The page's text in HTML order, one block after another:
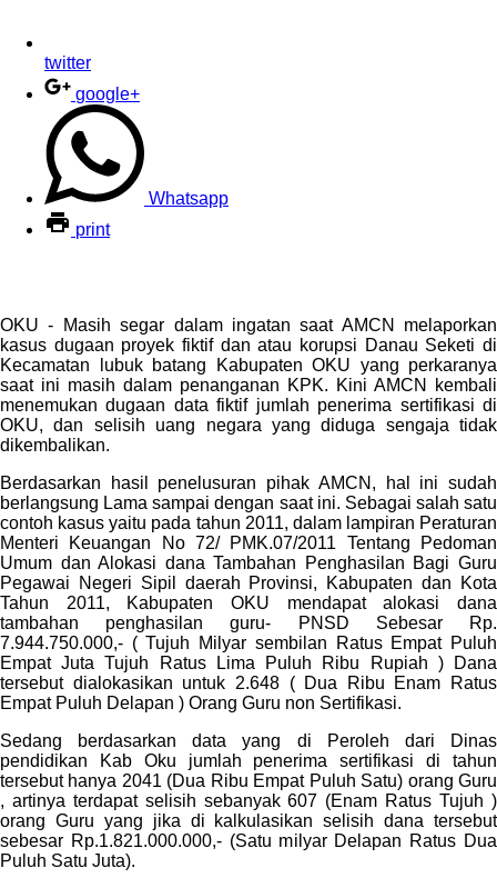
twitter
google+
Whatsapp
print
OKU - Masih segar dalam ingatan saat AMCN melaporkan
kasus dugaan proyek fiktif dan atau korupsi Danau Seketi di
Kecamatan lubuk batang Kabupaten OKU yang perkaranya
saat ini masih dalam penanganan KPK. Kini AMCN kembali
menemukan dugaan data fiktif jumlah penerima sertifikasi di
OKU, dan selisih uang negara yang diduga sengaja tidak
dikembalikan.
Berdasarkan hasil penelusuran pihak AMCN, hal ini sudah
berlangsung Lama sampai dengan saat ini. Sebagai salah satu
contoh kasus yaitu pada tahun 2011, dalam lampiran Peraturan
Menteri Keuangan No 72/ PMK.07/2011 Tentang Pedoman
Umum dan Alokasi dana Tambahan Penghasilan Bagi Guru
Pegawai Negeri Sipil daerah Provinsi, Kabupaten dan Kota
Tahun 2011, Kabupaten OKU mendapat alokasi dana
tambahan penghasilan guru- PNSD Sebesar Rp.
7.944.750.000,- ( Tujuh Milyar sembilan Ratus Empat Puluh
Empat Juta Tujuh Ratus Lima Puluh Ribu Rupiah ) Dana
tersebut dialokasikan untuk 2.648 ( Dua Ribu Enam Ratus
Empat Puluh Delapan ) Orang Guru non Sertifikasi.
Sedang berdasarkan data yang di Peroleh dari Dinas
pendidikan Kab Oku jumlah penerima sertifikasi di tahun
tersebut hanya 2041 (Dua Ribu Empat Puluh Satu) orang Guru
, artinya terdapat selisih sebanyak 607 (Enam Ratus Tujuh )
orang Guru yang jika di kalkulasikan selisih dana tersebut
sebesar Rp.1.821.000.000,- (Satu milyar Delapan Ratus Dua
Puluh Satu Juta).